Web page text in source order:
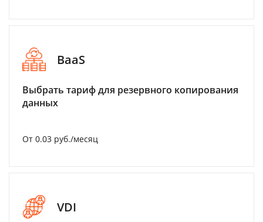
BaaS
Выбрать тариф для резервного копирования
данных
От 0.03 руб./месяц
VDI